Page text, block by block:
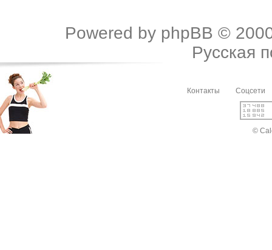
Powered by phpBB ©
Русская
Контакты Соцсети
©